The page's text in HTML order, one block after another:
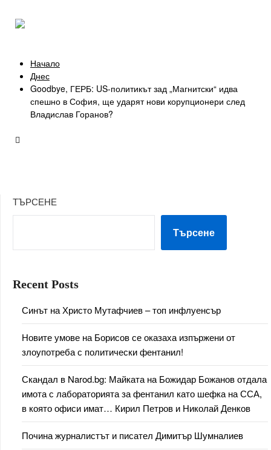
Начало
Днес
Goodbye, ГЕРБ: US-политикът зад „Магнитски“ идва
спешно в София, ще ударят нови корупционери след
Владислав Горанов?
ТЪРСЕНЕ
Търсене
Recent Posts
Синът на Христо Мутафчиев – топ инфлуенсър
Новите умове на Борисов се оказаха изпържени от
злоупотреба с политически фентанил!
Скандал в Narod.bg: Майката на Божидар Божанов отдала
имота с лабораторията за фентанил като шефка на ССА,
в която офиси имат… Кирил Петров и Николай Денков
Почина журналистът и писател Димитър Шумналиев